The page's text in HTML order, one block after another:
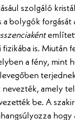
szolgáló
bolygók
fizikába is.
a fény,
amely
be. A